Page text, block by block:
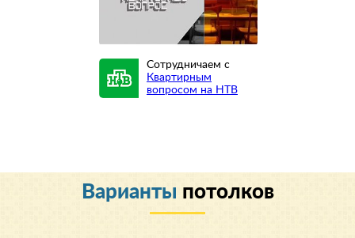
Сотрудничаем с
Квартирным
вопросом на НТВ
Варианты потолков